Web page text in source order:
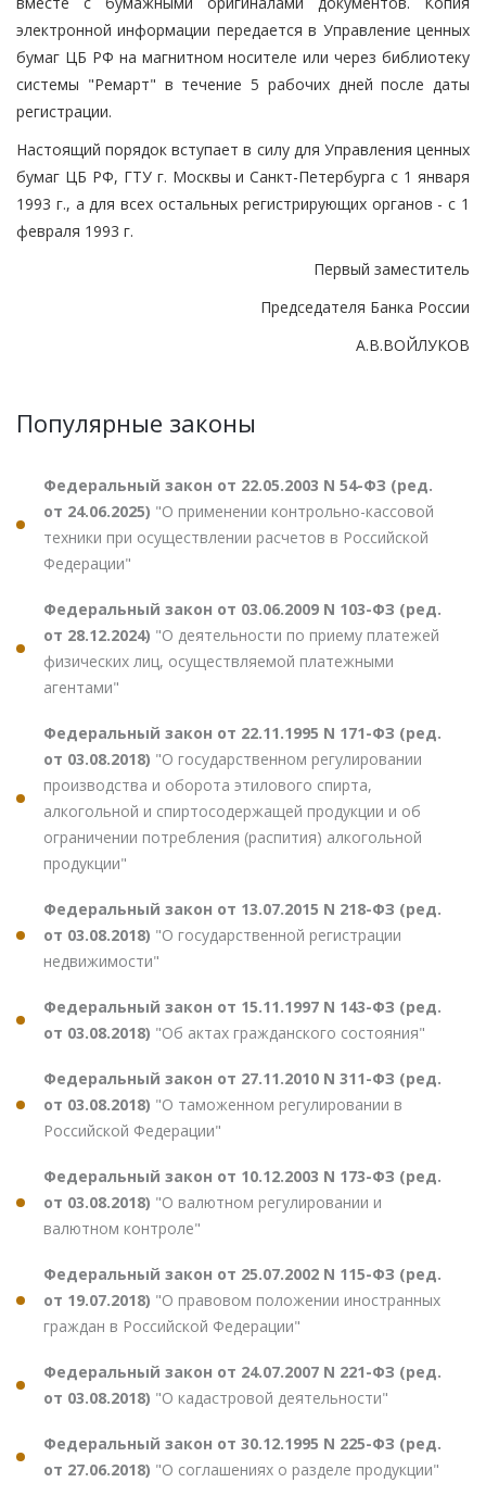
электронной информации передается в Управление ценных
бумаг ЦБ РФ на магнитном носителе или через библиотеку
системы "Ремарт" в течение 5 рабочих дней после даты
регистрации.
Настоящий порядок вступает в силу для Управления ценных
бумаг ЦБ РФ, ГТУ г. Москвы и Санкт-Петербурга с 1 января
1993 г., а для всех остальных регистрирующих органов - с 1
февраля 1993 г.
Первый заместитель
Председателя Банка России
А.В.ВОЙЛУКОВ
Популярные законы
Федеральный закон от 22.05.2003 N 54-ФЗ (ред.
от 24.06.2025) "О применении контрольно-кассовой
техники при осуществлении расчетов в Российской
Федерации"
Федеральный закон от 03.06.2009 N 103-ФЗ (ред.
от 28.12.2024) "О деятельности по приему платежей
физических лиц, осуществляемой платежными
агентами"
Федеральный закон от 22.11.1995 N 171-ФЗ (ред.
от 03.08.2018) "О государственном регулировании
производства и оборота этилового спирта,
алкогольной и спиртосодержащей продукции и об
ограничении потребления (распития) алкогольной
продукции"
Федеральный закон от 13.07.2015 N 218-ФЗ (ред.
от 03.08.2018) "О государственной регистрации
недвижимости"
Федеральный закон от 15.11.1997 N 143-ФЗ (ред.
от 03.08.2018) "Об актах гражданского состояния"
Федеральный закон от 27.11.2010 N 311-ФЗ (ред.
от 03.08.2018) "О таможенном регулировании в
Российской Федерации"
Федеральный закон от 10.12.2003 N 173-ФЗ (ред.
от 03.08.2018) "О валютном регулировании и
валютном контроле"
Федеральный закон от 25.07.2002 N 115-ФЗ (ред.
от 19.07.2018) "О правовом положении иностранных
граждан в Российской Федерации"
Федеральный закон от 24.07.2007 N 221-ФЗ (ред.
от 03.08.2018) "О кадастровой деятельности"
Федеральный закон от 30.12.1995 N 225-ФЗ (ред.
от 27.06.2018) "О соглашениях о разделе продукции"